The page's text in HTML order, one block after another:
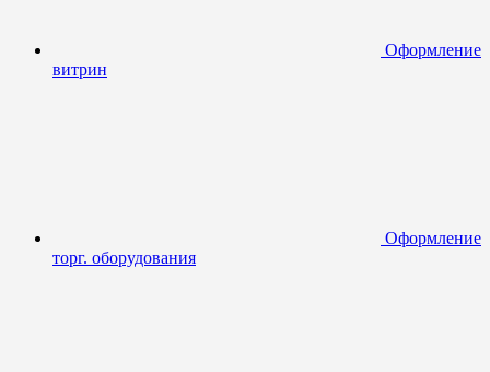
Оформление
витрин
Оформление
торг. оборудования